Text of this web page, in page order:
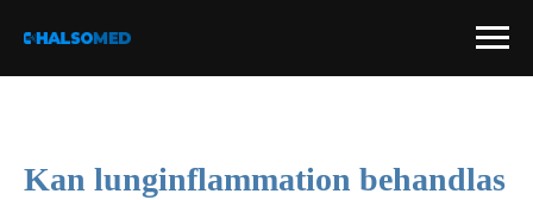
Kan lunginflammation behandlas